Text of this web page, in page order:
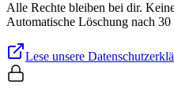
Alle Rechte bleiben bei dir.
Automatische Löschung nach
Lese unsere